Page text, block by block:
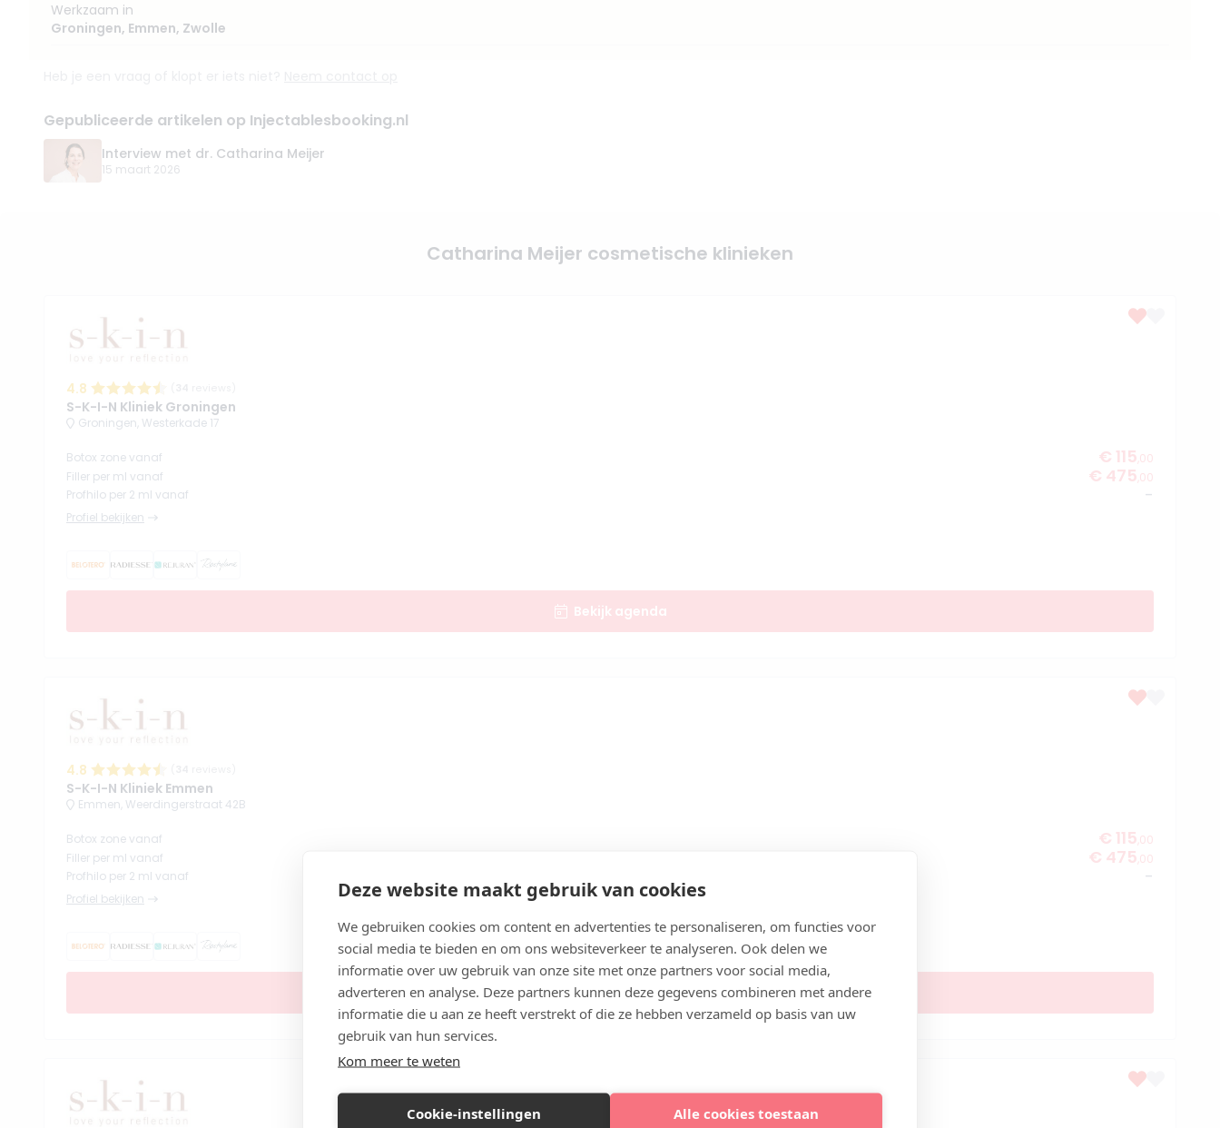
Deze website maakt gebruik van cookies
We gebruiken cookies om content en advertenties te personaliseren, om functies voor
social media te bieden en om ons websiteverkeer te analyseren. Ook delen we
informatie over uw gebruik van onze site met onze partners voor social media,
adverteren en analyse. Deze partners kunnen deze gegevens combineren met andere
informatie die u aan ze heeft verstrekt of die ze hebben verzameld op basis van uw
gebruik van hun services.
Kom meer te weten
Cookie-instellingen Alle cookies toestaan
Werkzaam in
Groningen, Emmen, Zwolle
Gepubliceerde artikelen op Injectablesbooking.nl
Interview met dr. Catharina Meijer
15 maart 2026
Catharina Meijer cosmetische klinieken
4.8
S-K-I-N Kliniek Groningen
Groningen, Westerkade 17
Botox zone vanaf € 115 ,00
Filler per ml vanaf
€ 475 ,00
Profhilo per 2 ml vanaf
-
Profiel bekijken
Bekijk agenda
4.8
S-K-I-N Kliniek Emmen
Emmen, Weerdingerstraat 42B
Botox zone vanaf € 115 ,00
Filler per ml vanaf
€ 475 ,00
Profhilo per 2 ml vanaf
-
Profiel bekijken
Bekijk agenda